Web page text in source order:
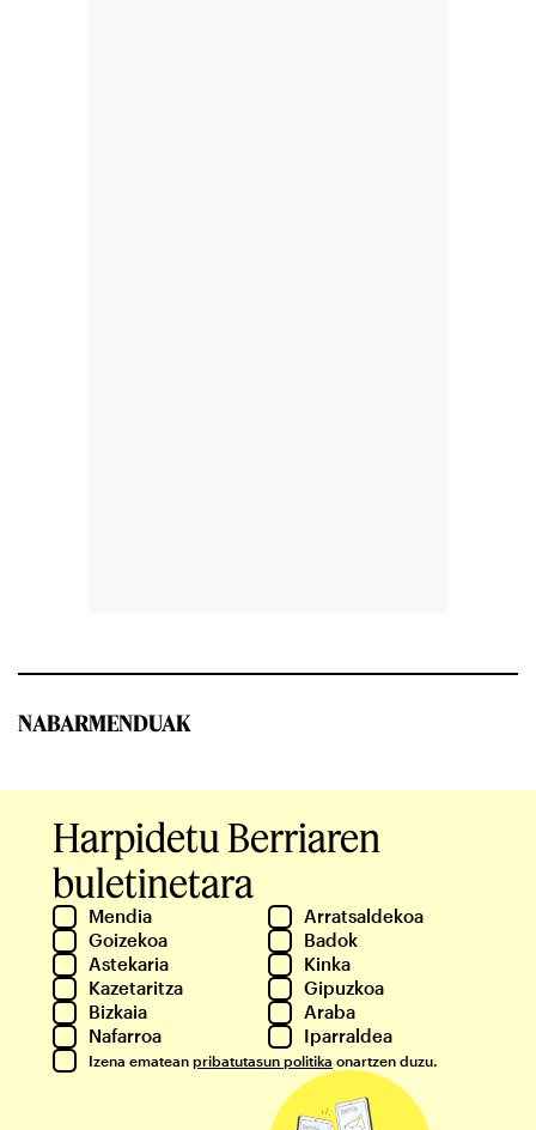
NABARMENDUAK
Harpidetu Berriaren
buletinetara
Mendia
Arratsaldekoa
Goizekoa
Badok
Astekaria
Kinka
Kazetaritza
Gipuzkoa
Bizkaia
Araba
Nafarroa
Iparraldea
Izena ematean pribatutasun politika onartzen duzu.